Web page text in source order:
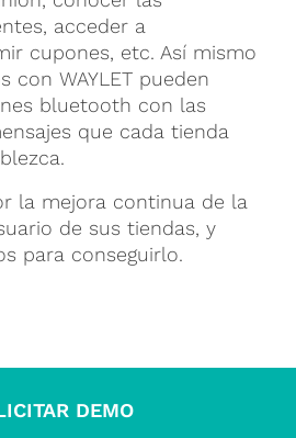
acceder a
cupones, etc. Así mismo
con WAYLET pueden
bluetooth con las
que cada tienda
la mejora continua de la
de sus tiendas, y
para conseguirlo.
DEMO